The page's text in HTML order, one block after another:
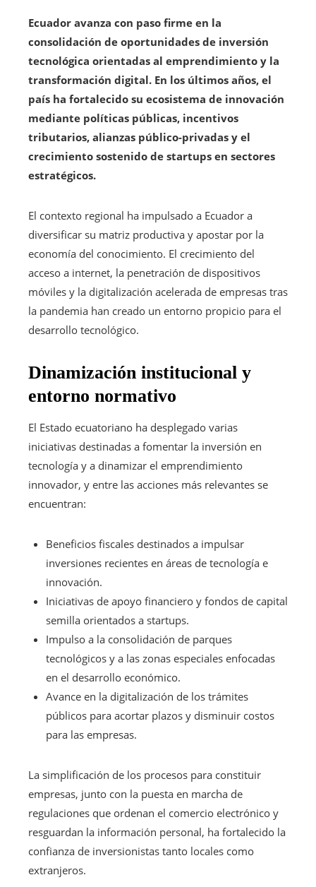
Ecuador avanza con paso firme en la
consolidación de oportunidades de inversión
tecnológica orientadas al emprendimiento y la
transformación digital. En los últimos años, el
país ha fortalecido su ecosistema de innovación
mediante políticas públicas, incentivos
tributarios, alianzas público-privadas y el
crecimiento sostenido de startups en sectores
estratégicos.
El contexto regional ha impulsado a Ecuador a
diversificar su matriz productiva y apostar por la
economía del conocimiento. El crecimiento del
acceso a internet, la penetración de dispositivos
móviles y la digitalización acelerada de empresas tras
la pandemia han creado un entorno propicio para el
desarrollo tecnológico.
Dinamización institucional y
entorno normativo
El Estado ecuatoriano ha desplegado varias
iniciativas destinadas a fomentar la inversión en
tecnología y a dinamizar el emprendimiento
innovador, y entre las acciones más relevantes se
encuentran:
Beneficios fiscales destinados a impulsar
inversiones recientes en áreas de tecnología e
innovación.
Iniciativas de apoyo financiero y fondos de capital
semilla orientados a startups.
Impulso a la consolidación de parques
tecnológicos y a las zonas especiales enfocadas
en el desarrollo económico.
Avance en la digitalización de los trámites
públicos para acortar plazos y disminuir costos
para las empresas.
La simplificación de los procesos para constituir
empresas, junto con la puesta en marcha de
regulaciones que ordenan el comercio electrónico y
resguardan la información personal, ha fortalecido la
confianza de inversionistas tanto locales como
extranjeros.